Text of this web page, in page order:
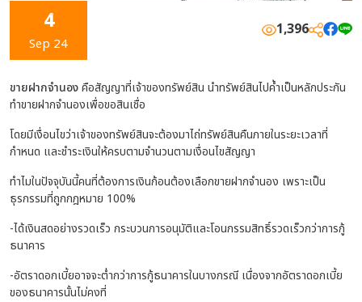
4
Sep 24
1,396
ขายฝากจำนองคือสัญญาที่เจ้าของทรัพย์สิน นำทรัพย์สินไปค้ำเป็นหลักประกัน
ทำขายฝากจำนองเพื่อขอสินเชื่อ
โดยมีเงื่อนไขว่าเจ้าของทรัพย์สินจะต้องมาไถ่ทรัพย์สินคืนภายในระยะเวลาที่
กำหนด และชำระเงินให้ครบตามจำนวนตามเงื่อนไขสัญญา
ทำไมในปัจจุบันนี้คนที่ต้องการเงินก้อนต้องเลือกขายฝากจำนอง เพราะเป็น
ธุรกรรมที่ถูกกฎหมาย 100%
-ได้เงินสดอย่างรวดเร็ว กระบวนการอนุมัติและโอนกรรมสิทธิ์รวดเร็วกว่าการกู้
ธนาคาร
-อัตราดอกเบี้ยอาจจะต่ำกว่าการกู้ธนาคารในบางกรณี เนื่องจากอัตราดอกเบี้ย
ของธนาคารนั้นไม่คงที่